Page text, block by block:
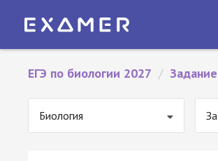
ЕГЭ по биологии 2027 /
Биология